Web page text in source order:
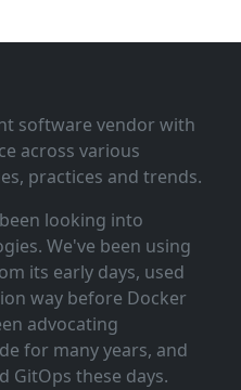
software vendor with
across various
practices and trends.
looking into
We've been using
its early days, used
way before Docker
advocating
for many years, and
GitOps these days.